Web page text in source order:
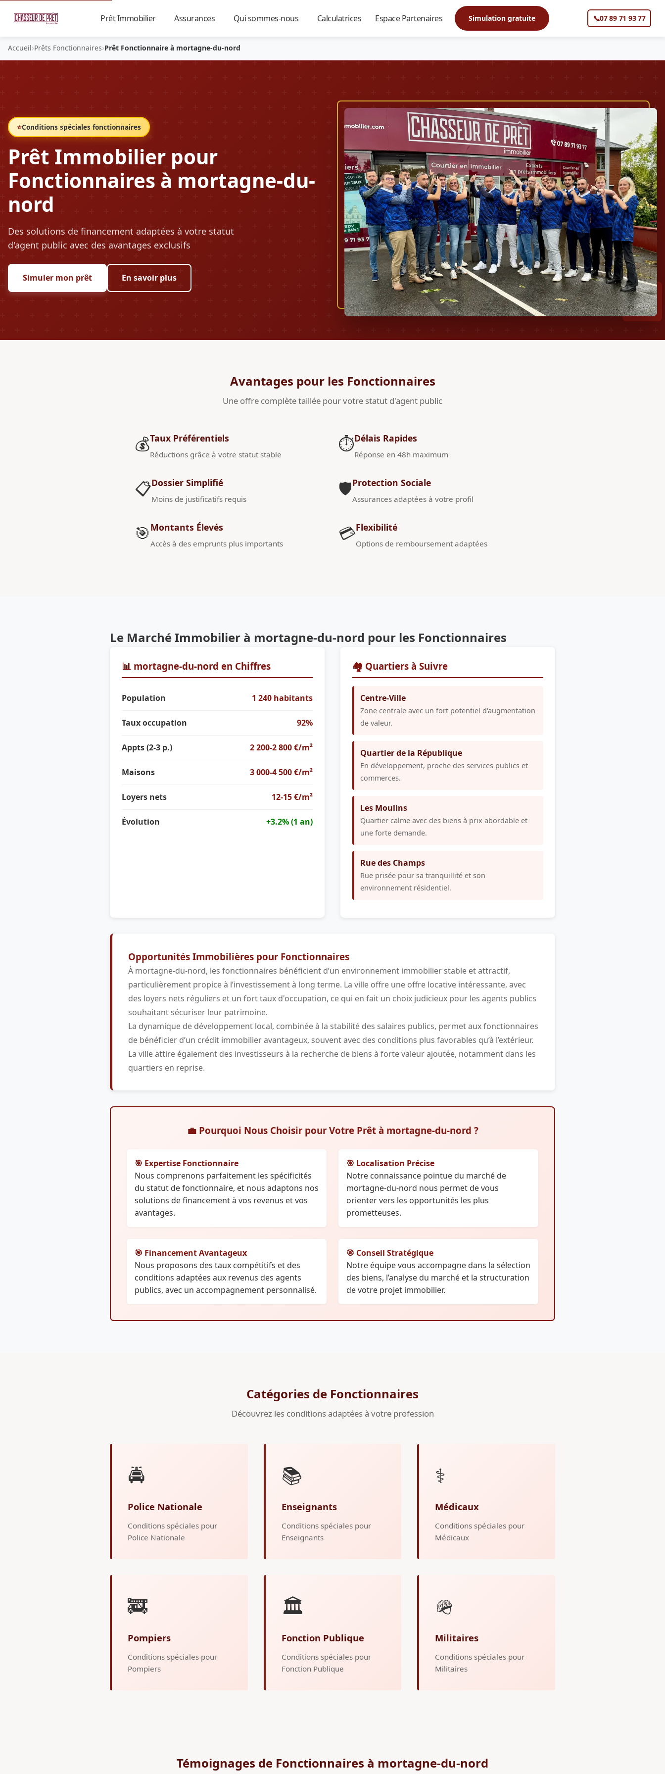
Prêt Immobilier Assurances Qui sommes-nous Calculatrices Espace Partenaires Simulation gratuite 📞07 89 71 93 77
Accueil›Prêts Fonctionnaires›Prêt Fonctionnaire à mortagne-du-nord
⭐Conditions spéciales fonctionnaires
Prêt Immobilier pour
Fonctionnaires à mortagne-du-
nord
Des solutions de financement adaptées à votre statut
d'agent public avec des avantages exclusifs
Simuler mon prêt En savoir plus
Avantages pour les Fonctionnaires
Une offre complète taillée pour votre statut d'agent public
💰Taux Préférentiels
Réductions grâce à votre statut stable
📋Dossier Simplifié
Moins de justificatifs requis
🎯 Montants Élevés
Accès à des emprunts plus importants
⏱️Délais Rapides
Réponse en 48h maximum
🛡️Protection Sociale
Assurances adaptées à votre profil
💳Flexibilité
Options de remboursement adaptées
Le Marché Immobilier à mortagne-du-nord pour les Fonctionnaires
📊 mortagne-du-nord en Chiffres
Population 1 240 habitants
Taux occupation 92%
Appts (2-3 p.) 2 200-2 800 €/m²
Maisons 3 000-4 500 €/m²
Loyers nets 12-15 €/m²
Évolution +3.2% (1 an)
🏘️ Quartiers à Suivre
Centre-Ville
Zone centrale avec un fort potentiel d'augmentation
de valeur.
Quartier de la République
En développement, proche des services publics et
commerces.
Les Moulins
Quartier calme avec des biens à prix abordable et
une forte demande.
Rue des Champs
Rue prisée pour sa tranquillité et son
environnement résidentiel.
Opportunités Immobilières pour Fonctionnaires
À mortagne-du-nord, les fonctionnaires bénéficient d’un environnement immobilier stable et attractif,
particulièrement propice à l’investissement à long terme. La ville offre une offre locative intéressante, avec
des loyers nets réguliers et un fort taux d'occupation, ce qui en fait un choix judicieux pour les agents publics
souhaitant sécuriser leur patrimoine.
La dynamique de développement local, combinée à la stabilité des salaires publics, permet aux fonctionnaires
de bénéficier d’un crédit immobilier avantageux, souvent avec des conditions plus favorables qu’à l’extérieur.
La ville attire également des investisseurs à la recherche de biens à forte valeur ajoutée, notamment dans les
quartiers en reprise.
💼 Pourquoi Nous Choisir pour Votre Prêt à mortagne-du-nord ?
🎯 Expertise Fonctionnaire
Nous comprenons parfaitement les spécificités
du statut de fonctionnaire, et nous adaptons nos
solutions de financement à vos revenus et vos
avantages.
🎯 Localisation Précise
Notre connaissance pointue du marché de
mortagne-du-nord nous permet de vous
orienter vers les opportunités les plus
prometteuses.
🎯 Financement Avantageux
Nous proposons des taux compétitifs et des
conditions adaptées aux revenus des agents
publics, avec un accompagnement personnalisé.
🎯 Conseil Stratégique
Notre équipe vous accompagne dans la sélection
des biens, l’analyse du marché et la structuration
de votre projet immobilier.
Catégories de Fonctionnaires
Découvrez les conditions adaptées à votre profession
🚔
Police Nationale
Conditions spéciales pour
Police Nationale
📚
Enseignants
Conditions spéciales pour
Enseignants
⚕️
Médicaux
Conditions spéciales pour
Médicaux
🚒
Pompiers
Conditions spéciales pour
Pompiers
🏛️
Fonction Publique
Conditions spéciales pour
Fonction Publique
🪖
Militaires
Conditions spéciales pour
Militaires
Témoignages de Fonctionnaires à mortagne-du-nord